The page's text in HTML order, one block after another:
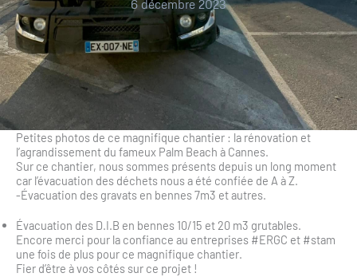
6 décembre 2023
Petites photos de ce magnifique chantier : la rénovation et
l’agrandissement du fameux Palm Beach à Cannes.
Sur ce chantier, nous sommes présents depuis un long moment
car l’évacuation des déchets nous a été confiée de A à Z.
-Évacuation des gravats en bennes 7m3 et autres.
Évacuation des D.I.B en bennes 10/15 et 20 m3 grutables.
Encore merci pour la confiance au entreprises #ERGC et #stam
une fois de plus pour ce magnifique chantier.
Fier d’être à vos côtés sur ce projet !